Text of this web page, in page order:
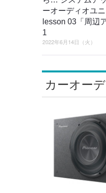
ーオーディオユニ
lesson 03「周辺
1
2022年6月14日（火）
カーオー